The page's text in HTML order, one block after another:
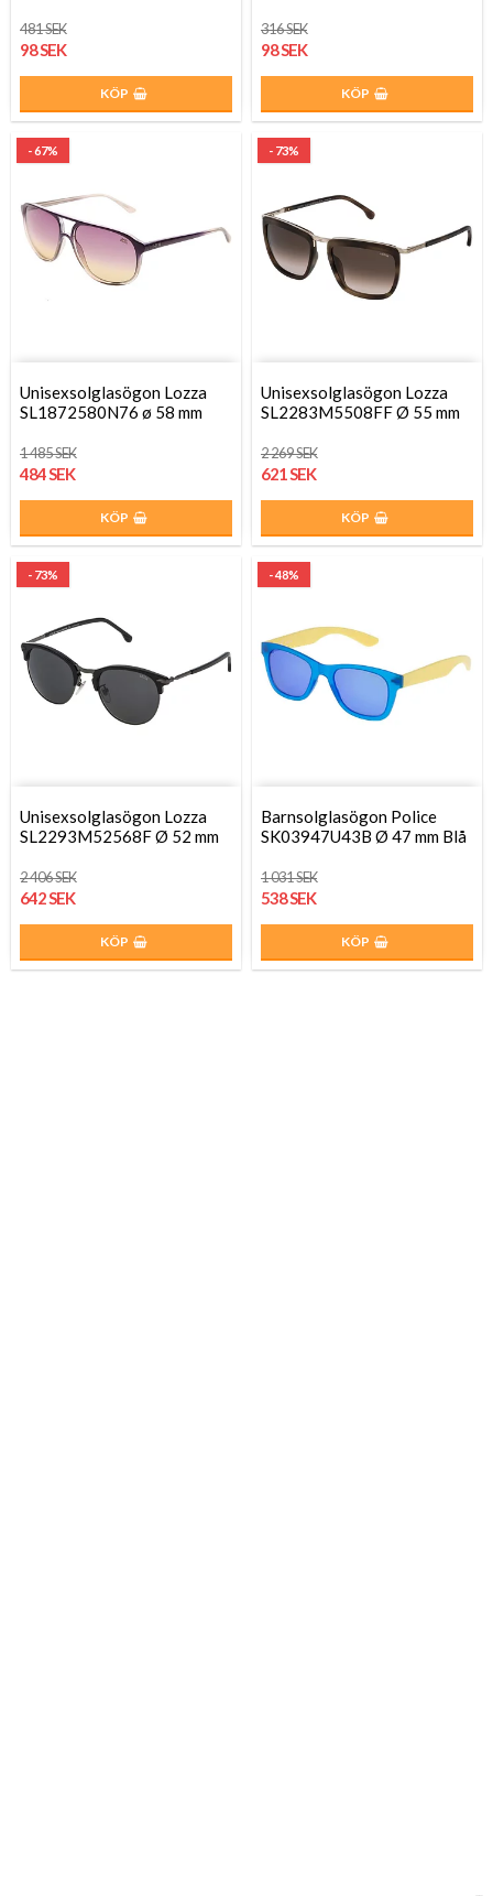
481 SEK
98 SEK
KÖP
316 SEK
98 SEK
KÖP
- 67%
Unisexsolglasögon Lozza
SL1872580N76 ø 58 mm
1 485 SEK
484 SEK
KÖP
- 73%
Unisexsolglasögon Lozza
SL2283M5508FF Ø 55 mm
2 269 SEK
621 SEK
KÖP
- 73%
Unisexsolglasögon Lozza
SL2293M52568F Ø 52 mm
2 406 SEK
642 SEK
KÖP
- 48%
Barnsolglasögon Police
SK03947U43B Ø 47 mm Blå
1 031 SEK
538 SEK
KÖP